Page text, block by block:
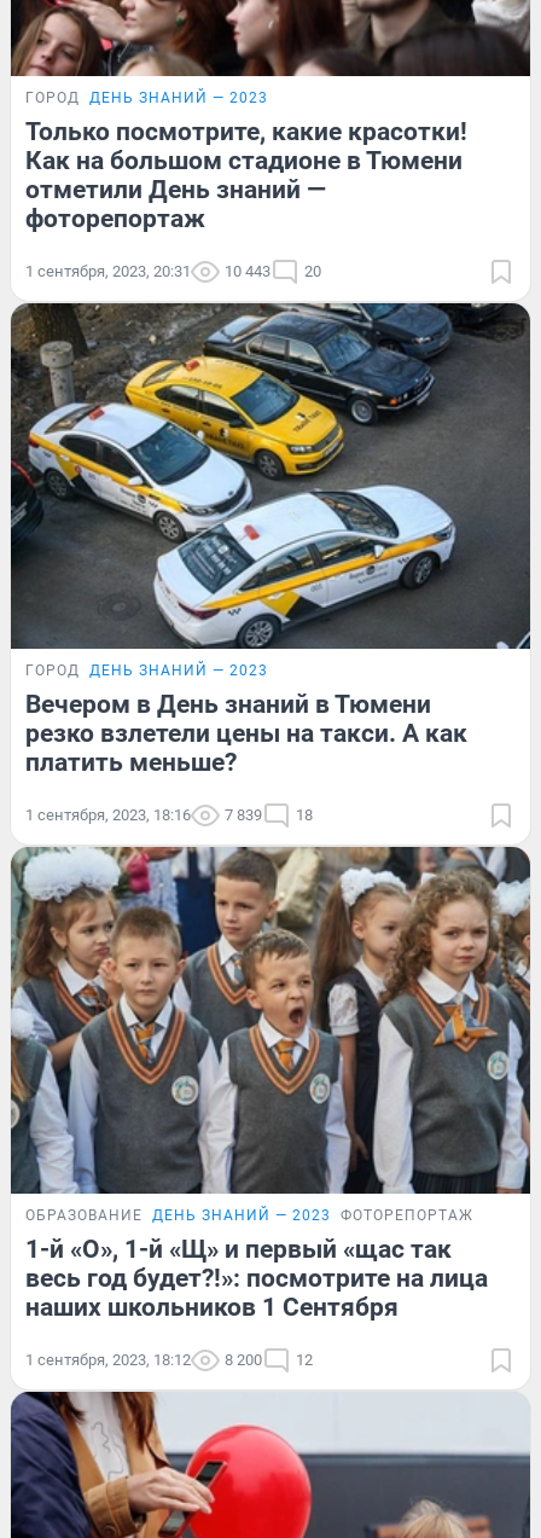
ГОРОД ДЕНЬ ЗНАНИЙ — 2023
Только посмотрите, какие красотки!
Как на большом стадионе в Тюмени
отметили День знаний —
фоторепортаж
1 сентября, 2023, 20:31 10 443 20
ГОРОД ДЕНЬ ЗНАНИЙ — 2023
Вечером в День знаний в Тюмени
резко взлетели цены на такси. А как
платить меньше?
1 сентября, 2023, 18:16 7 839 18
ОБРАЗОВАНИЕ ДЕНЬ ЗНАНИЙ — 2023 ФОТОРЕПОРТАЖ
1-й «О», 1-й «Щ» и первый «щас так
весь год будет?!»: посмотрите на лица
наших школьников 1 Сентября
1 сентября, 2023, 18:12 8 200 12